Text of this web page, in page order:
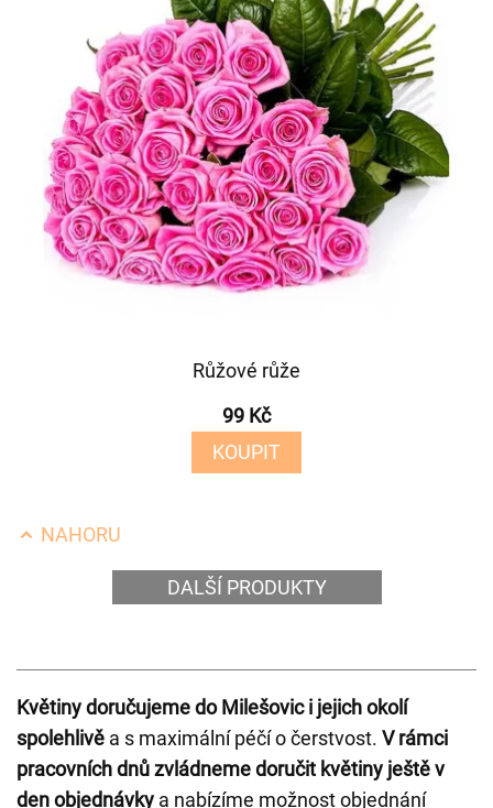
Růžové růže
99 Kč
KOUPIT
NAHORU
DALŠÍ PRODUKTY
Květiny doručujeme do Milešovic i jejich okolí
spolehlivě a s maximální péčí o čerstvost. V rámci
pracovních dnů zvládneme doručit květiny ještě v
den objednávky a nabízíme možnost objednání